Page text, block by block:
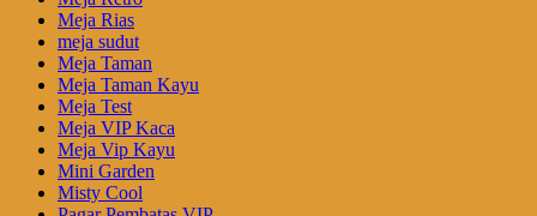
Meja Rias
meja sudut
Meja Taman
Meja Taman Kayu
Meja Test
Meja VIP Kaca
Meja Vip Kayu
Mini Garden
Misty Cool